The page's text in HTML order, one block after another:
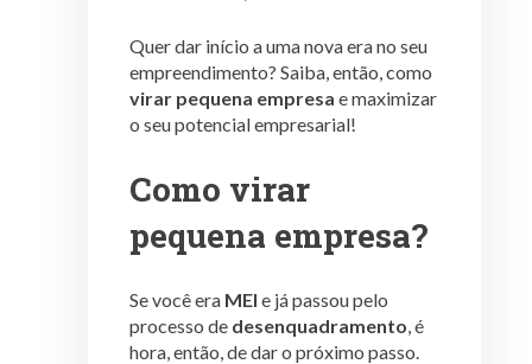
Quer dar início a uma nova era no seu
empreendimento? Saiba, então, como
virar pequena empresa e maximizar
o seu potencial empresarial!
Como virar
pequena empresa?
Se você era MEI e já passou pelo
processo de desenquadramento , é
hora, então, de dar o próximo passo.